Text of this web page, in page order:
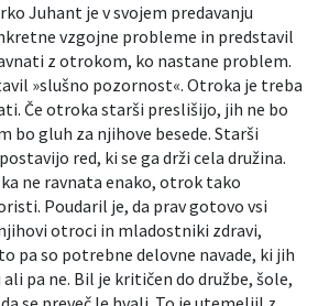
Juhant je v svojem predavanju
vzgojne probleme in predstavil
z otrokom, ko nastane problem.
»slušno pozornost«. Otroka je treba
Če otroka starši preslišijo, jih ne bo
bo gluh za njihove besede. Starši
red, ki se ga drži cela družina.
ne ravnata enako, otrok tako
Poudaril je, da prav gotovo vsi
otroci in mladostniki zdravi,
pa so potrebne delovne navade, ki jih
pa ne. Bil je kritičen do družbe, šole,